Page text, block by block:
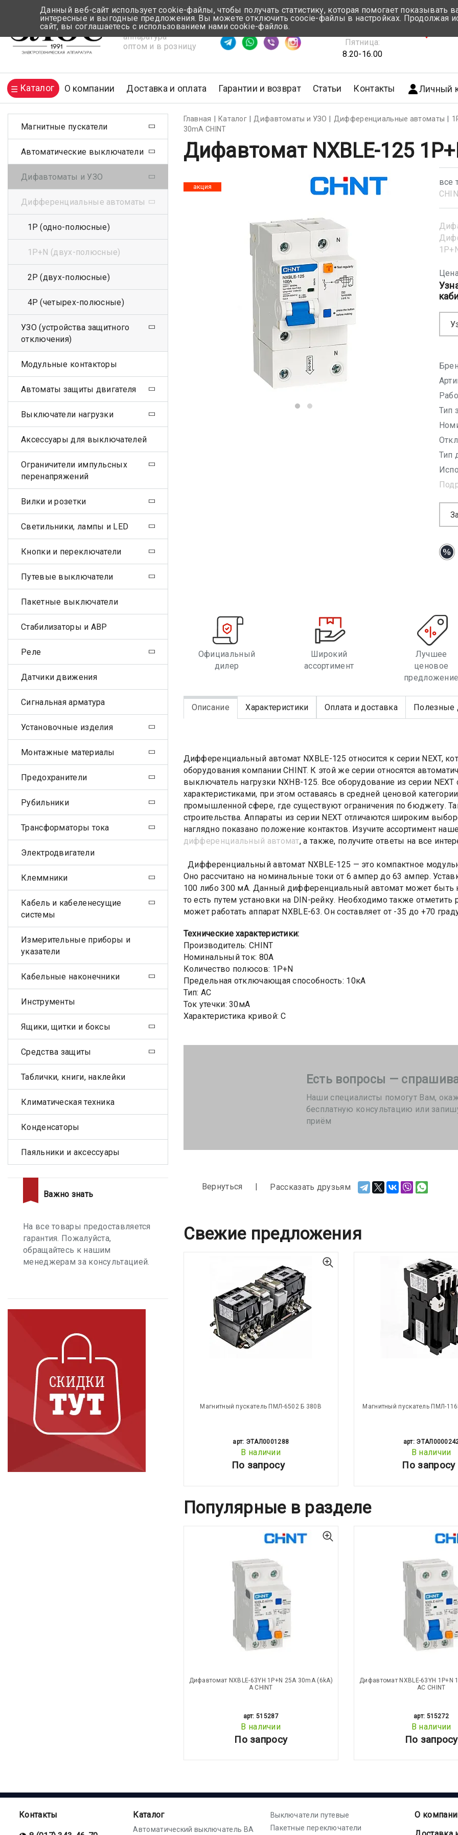
Электротехническая
аппаратура
оптом и в розницу
Время ответа ≈ 5 мин
Понедельник-Четверг:
Пятница:
8.20-16.00
Каталог О компании Доставка и оплата Гарантии и возврат Статьи Контакты Личный
Главная Каталог Дифавтоматы и УЗО Дифференциальные автоматы
30mA CHINT
Дифавтомат NXBLE-125
акция
все
Тип
Тип
Официальный
дилер
Широкий
ассортимент
Лучшее
ценовое
предложение
Описание Характеристики Оплата и доставка Полезные
Дифференциальный автомат NXBLE-125 относится к серии NEXT,
оборудования компании CHINT. К этой же серии относятся
выключатель нагрузки NXHB-125. Все оборудование из серии
характеристиками, при этом оставаясь в средней ценовой
промышленной сфере, где существуют ограничения по бюджету.
строительства. Аппараты из серии NEXT отличаются широким
наглядно показано положение контактов. Изучите ассортимент
дифференциальный автомат, а также, получите ответы на все
Дифференциальный автомат NXBLE-125 — это компактное
Оно рассчитано на номинальные токи от 6 ампер до 63 ампер.
100 либо 300 мА. Данный дифференциальный автомат может быть
то есть путем установки на DIN-рейку. Необходимо также
может работать аппарат NXBLE-63. Он составляет от -35 до +70
Технические характеристики:
Производитель: CHINT
Номинальный ток: 80А
Количество полюсов: 1P+N
Предельная отключающая способность: 10кА
Тип: AC
Ток утечки: 30мА
Характеристика кривой: C
Есть вопросы —
Наши специалисты помогут Вам,
бесплатную консультацию или
приём
Вернуться Рассказать друзьям
Свежие предложения
Магнитный пускатель ПМЛ-6502 Б 380В
арт: ЭТАЛ0001288
В наличии
По запросу
Магнитный пускатель ПМЛ-
арт:
В наличии
По запросу
Популярные в разделе
Дифавтомат NXBLE-63YH 1P+N 25А 30mA (6kA)
А CHINT
арт: 515287
В наличии
По запросу
Дифавтомат NXBLE-63YH 1P+N
АС CHINT
арт: 515272
В наличии
По запросу
Магнитные пускатели
Автоматические выключатели
Дифавтоматы и УЗО
Дифференциальные автоматы
1Р (одно-полюсные)
1Р+N (двух-полюсные)
2Р (двух-полюсные)
4Р (четырех-полюсные)
УЗО (устройства защитного
отключения)
Модульные контакторы
Автоматы защиты двигателя
Выключатели нагрузки
Аксессуары для выключателей
Ограничители импульсных
перенапряжений
Вилки и розетки
Светильники, лампы и LED
Кнопки и переключатели
Путевые выключатели
Пакетные выключатели
Стабилизаторы и АВР
Реле
Датчики движения
Сигнальная арматура
Установочные изделия
Монтажные материалы
Предохранители
Рубильники
Трансформаторы тока
Электродвигатели
Клеммники
Кабель и кабеленесущие
системы
Измерительные приборы и
указатели
Кабельные наконечники
Инструменты
Ящики, щитки и боксы
Средства защиты
Таблички, книги, наклейки
Климатическая техника
Конденсаторы
Паяльники и аксессуары
Важно знать
На все товары предоставляется
гарантия. Пожалуйста,
обращайтесь к нашим
менеджерам за консультацией.
Контакты Каталог
Автоматический выключатель ВА
Выключатели путевые
Пакетные переключатели
О
Данный веб-сайт использует cookie-файлы, чтобы получать статистику, которая помогает показывать
интересные и выгодные предложения. Вы можете отключить coocie-файлы в настройках. Продолжая
сайт, вы соглашаетесь с использованием нами cookie-файлов.